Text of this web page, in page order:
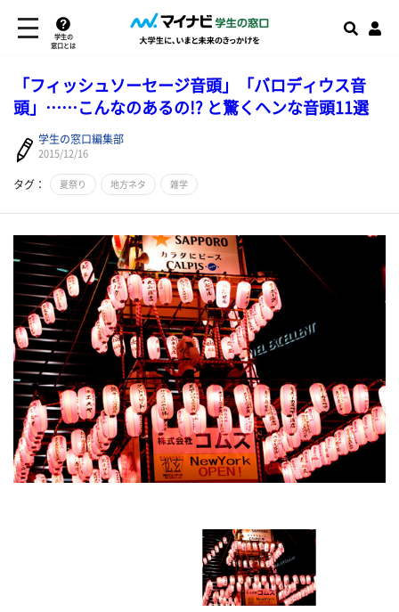
学生の
窓口とは
「フィッシュソーセージ音頭」「バロディウス音
頭」……こんなのあるの!? と驚くヘンな音頭11選
学生の窓口編集部
2015/12/16
タグ： 夏祭り 地方ネタ 雑学